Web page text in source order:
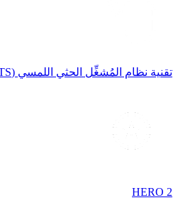
تقنية نظام المُشغِّل الحثي اللمسي (HITS)
HERO 2